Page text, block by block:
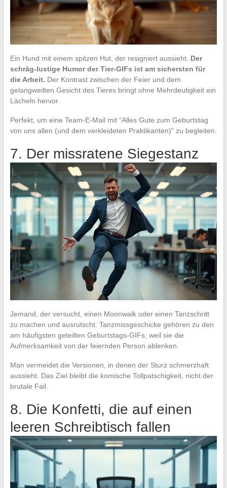
Ein Hund mit einem spitzen Hut, der resigniert aussieht. Der
schräg-lustige Humor der Tier-GIFs ist am sichersten für
die Arbeit. Der Kontrast zwischen der Feier und dem
gelangweilten Gesicht des Tieres bringt ohne Mehrdeutigkeit ein
Lächeln hervor.
Perfekt, um eine Team-E-Mail mit “Alles Gute zum Geburtstag
von uns allen (und dem verkleideten Praktikanten)” zu begleiten.
7. Der missratene Siegestanz
Jemand, der versucht, einen Moonwalk oder einen Tanzschritt
zu machen und ausrutscht. Tanzmissgeschicke gehören zu den
am häufigsten geteilten Geburtstags-GIFs, weil sie die
Aufmerksamkeit von der feiernden Person ablenken.
Man vermeidet die Versionen, in denen der Sturz schmerzhaft
aussieht. Das Ziel bleibt die komische Tollpatschigkeit, nicht der
brutale Fail.
8. Die Konfetti, die auf einen
leeren Schreibtisch fallen